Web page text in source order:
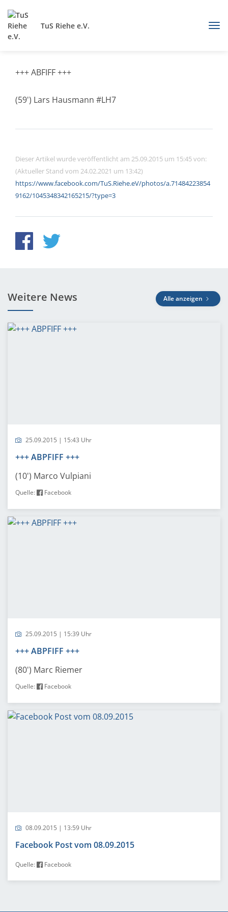
TuS Riehe e.V.
+++ ABFIFF +++
(59') Lars Hausmann #LH7
Dieser Artikel wurde veröffentlicht am 25.09.2015 um 15:45 von:
(Aktueller Stand vom 24.02.2021 um 13:42)
https://www.facebook.com/TuS.Riehe.eV/photos/a.71484223854
9162/1045348342165215/?type=3
Weitere News Alle anzeigen
25.09.2015 | 15:43 Uhr
+++ ABPFIFF +++
(10') Marco Vulpiani
Quelle: Facebook
25.09.2015 | 15:39 Uhr
+++ ABPFIFF +++
(80') Marc Riemer
Quelle: Facebook
08.09.2015 | 13:59 Uhr
Facebook Post vom 08.09.2015
Quelle: Facebook